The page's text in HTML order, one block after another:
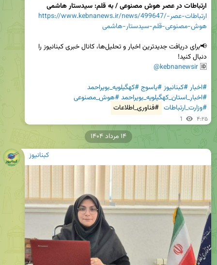
ارتباطات در عصر هوش مصنوعی / به قلم: سیدستار هاشمی
https://www.kebnanews.ir/news/499647/ارتباطات-عصر-
هوش-مصنوعی-قلم-سیدستار-هاشمی
🆔
@kebnanewsir
#اخبار#کبنانیوز#یاسوج#کهگیلویه_بویراحمد
#اخبار_استان_کهگیلویه_بویراحمد#هوش_مصنوعی
#وزارت_ارتباطات #فناوری_اطلاعات
1 ۴:۲۵
کبنانیوز
۱۴ مرداد ۱۴۰۴